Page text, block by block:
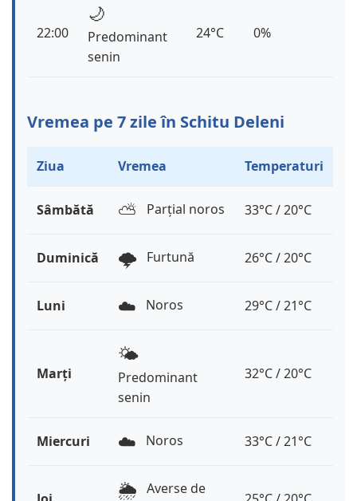
22:00
🌙
Predominant
senin
24°C 0%
Vremea pe 7 zile în Schitu Deleni
Ziua Vremea Temperaturi
Sâmbătă ⛅️ Parțial noros 33°C / 20°C
Duminică 🌩️ Furtună 26°C / 20°C
Luni ☁️ Noros 29°C / 21°C
Marți
🌤️
Predominant
senin
32°C / 20°C
Miercuri ☁️ Noros 33°C / 21°C
🌦️ Averse de